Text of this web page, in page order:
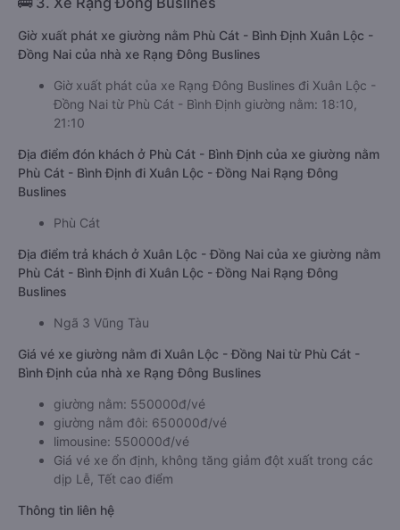
https://vexere.com/vi-VN/xe-trung-thanh
Điện thoại:1900 888684
🚌 3. Xe Rạng Đông Buslines
Giờ xuất phát xe giường nằm Phù Cát - Bình Định Xuân Lộc -
Đồng Nai của nhà xe Rạng Đông Buslines
Giờ xuất phát của xe Rạng Đông Buslines đi Xuân Lộc -
Đồng Nai từ Phù Cát - Bình Định giường nằm: 18:10,
21:10
Địa điểm đón khách ở Phù Cát - Bình Định của xe giường nằm
Buslines
Phù Cát
Địa điểm trả khách ở Xuân Lộc - Đồng Nai của xe giường nằm
Buslines
Giá vé xe giường nằm đi Xuân Lộc - Đồng Nai từ Phù Cát -
Bình Định của nhà xe Rạng Đông Buslines
giường nằm: 550000đ/vé
giường nằm đôi: 650000đ/vé
limousine: 550000đ/vé